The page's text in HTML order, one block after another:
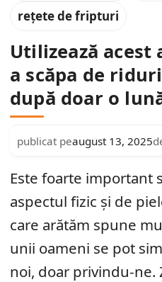
rețete de fripturi
Utilizează acest
a scăpa de
după doar o
publicat peaugust 13, 2025
Este foarte important
aspectul fizic și de
care arătăm spune
unii oameni se pot
noi, doar privindu-ne.